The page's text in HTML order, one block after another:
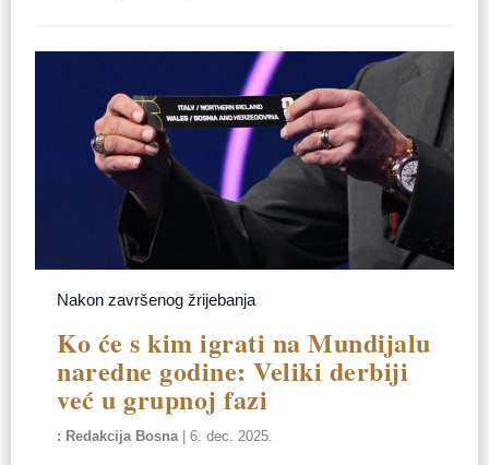
Nakon završenog žrijebanja
Ko će s kim igrati na Mundijalu
naredne godine: Veliki derbiji
već u grupnoj fazi
Redakcija Bosna|6. dec. 2025.